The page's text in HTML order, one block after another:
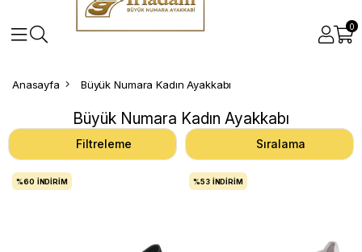
0
Anasayfa Büyük Numara Kadın Ayakkabı
Büyük Numara Kadın Ayakkabı
Filtreleme Sıralama
%60 İNDIRIM %53 İNDIRIM